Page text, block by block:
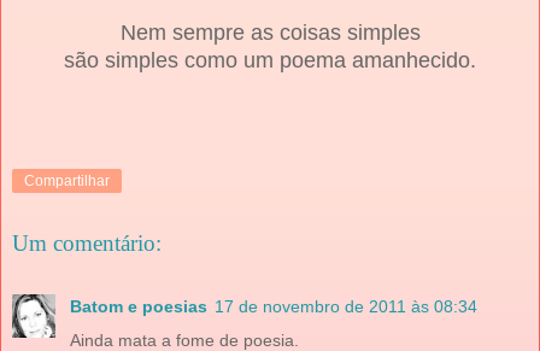
Nem sempre as coisas simples
são simples como um poema amanhecido.
Compartilhar
Um comentário:
Batom e poesias 17 de novembro de 2011 às 08:34
Ainda mata a fome de poesia.